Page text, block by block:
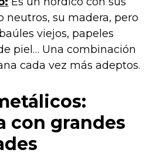
neutros, su madera, pero
viejos, papeles
piel… Una combinación
cada vez más adeptos.
con grandes